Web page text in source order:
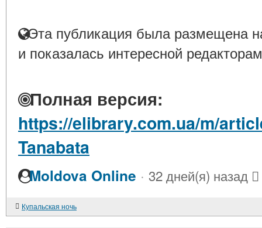
Эта публикация была размещена
и показалась интересной
Полная версия:
https://elibrary.com.ua/m/
Tanabata
Moldova Online · 32 дней(я) назад
Купальская ночь